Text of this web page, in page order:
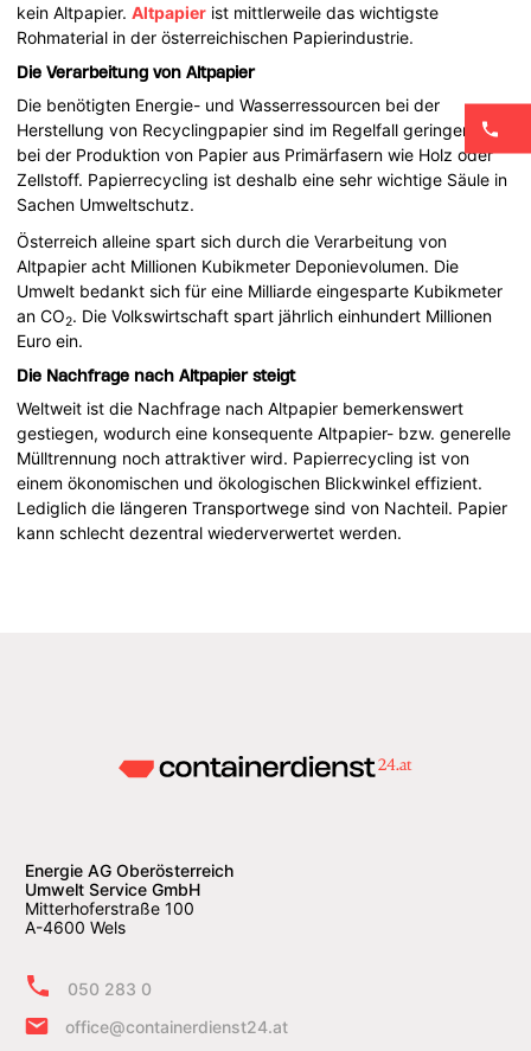
kein Altpapier.Altpapier ist mittlerweile das wichtigste
Rohmaterial in der österreichischen Papierindustrie.
Die Verarbeitung von Altpapier
Die benötigten Energie- und Wasserressourcen bei der
Herstellung von Recyclingpapier sind im Regelfall geringer, als
bei der Produktion von Papier aus Primärfasern wie Holz oder
Zellstoff. Papierrecycling ist deshalb eine sehr wichtige Säule in
Sachen Umweltschutz.
Österreich alleine spart sich durch die Verarbeitung von
Altpapier acht Millionen Kubikmeter Deponievolumen. Die
Umwelt bedankt sich für eine Milliarde eingesparte Kubikmeter
an CO2. Die Volkswirtschaft spart jährlich einhundert Millionen
Euro ein.
Die Nachfrage nach Altpapier steigt
Weltweit ist die Nachfrage nach Altpapier bemerkenswert
gestiegen, wodurch eine konsequente Altpapier- bzw. generelle
Mülltrennung noch attraktiver wird. Papierrecycling ist von
einem ökonomischen und ökologischen Blickwinkel effizient.
Lediglich die längeren Transportwege sind von Nachteil. Papier
kann schlecht dezentral wiederverwertet werden.
Energie AG Oberösterreich
Umwelt Service GmbH
Mitterhoferstraße 100
A-4600 Wels
050 283 0
office@containerdienst24.at